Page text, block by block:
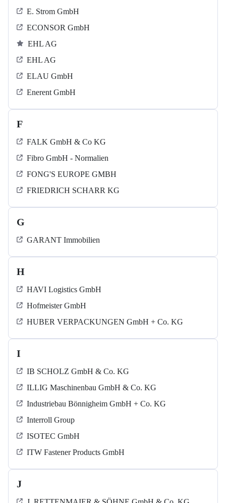
E. Strom GmbH
ECONSOR GmbH
EHL AG
EHL AG
ELAU GmbH
Enerent GmbH
F
FALK GmbH & Co KG
Fibro GmbH - Normalien
FONG'S EUROPE GMBH
FRIEDRICH SCHARR KG
G
GARANT Immobilien
H
HAVI Logistics GmbH
Hofmeister GmbH
HUBER VERPACKUNGEN GmbH + Co. KG
I
IB SCHOLZ GmbH & Co. KG
ILLIG Maschinenbau GmbH & Co. KG
Industriebau Bönnigheim GmbH + Co. KG
Interroll Group
ISOTEC GmbH
ITW Fastener Products GmbH
J